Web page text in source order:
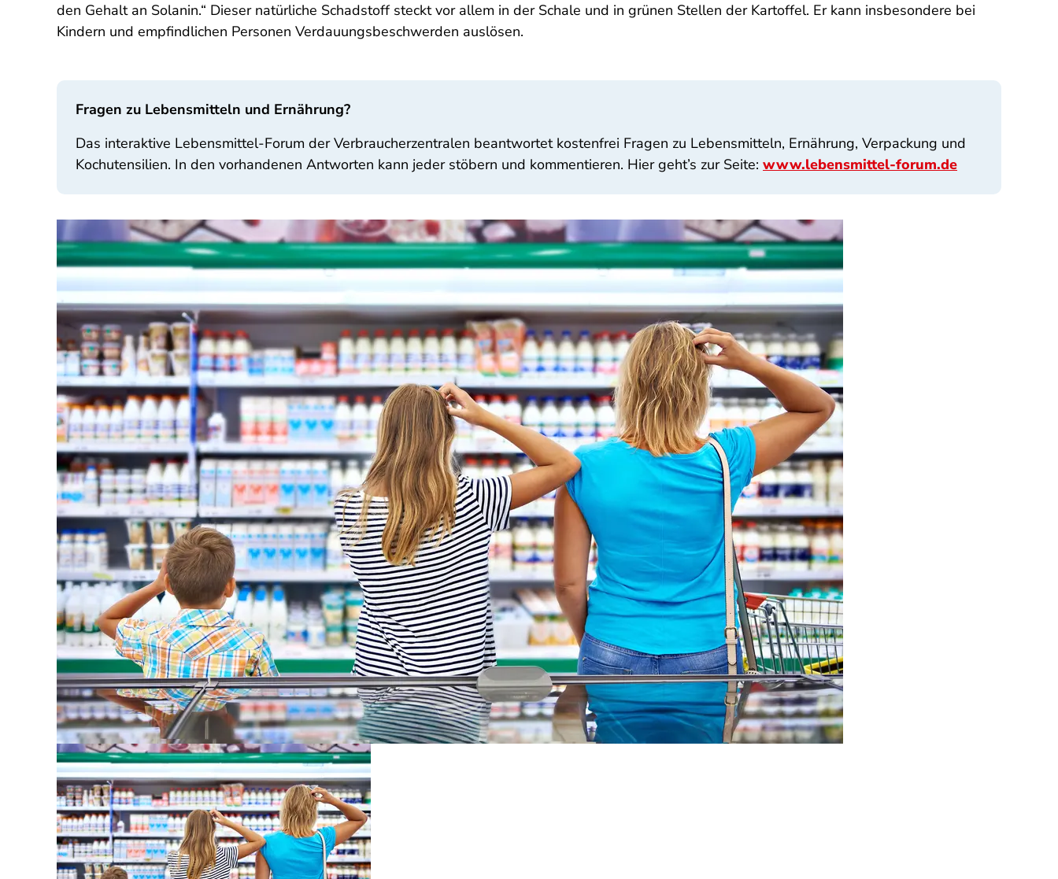
den Gehalt an Solanin.“ Dieser natürliche Schadstoff steckt vor allem in der Schale und in grünen Stellen der Kartoffel. Er kann insbesondere bei
Kindern und empfindlichen Personen Verdauungsbeschwerden auslösen.
Fragen zu Lebensmitteln und Ernährung?
Das interaktive Lebensmittel-Forum der Verbraucherzentralen beantwortet kostenfrei Fragen zu Lebensmitteln, Ernährung, Verpackung und
Kochutensilien. In den vorhandenen Antworten kann jeder stöbern und kommentieren. Hier geht’s zur Seite: www.lebensmittel-forum.de